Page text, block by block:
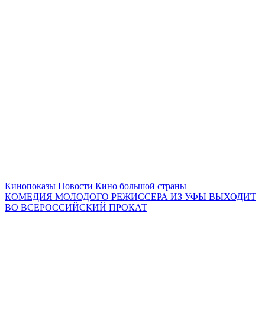
Кинопоказы Новости Кино большой страны
КОМЕДИЯ МОЛОДОГО РЕЖИССЕРА ИЗ УФЫ ВЫХОДИТ
ВО ВСЕРОССИЙСКИЙ ПРОКАТ